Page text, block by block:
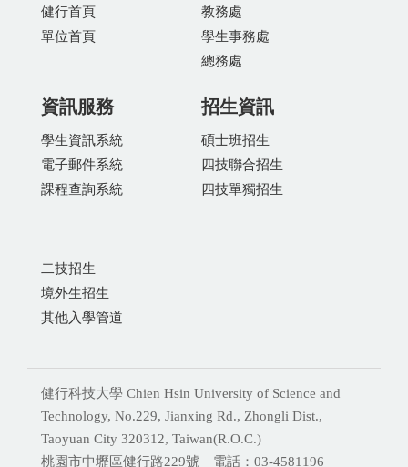
健行首頁
單位首頁
教務處
學生事務處
總務處
資訊服務
學生資訊系統
電子郵件系統
課程查詢系統
招生資訊
碩士班招生
四技聯合招生
四技單獨招生
二技招生
境外生招生
其他入學管道
健行科技大學 Chien Hsin University of Science and
Technology, No.229, Jianxing Rd., Zhongli Dist.,
Taoyuan City 320312, Taiwan(R.O.C.)
桃園市中壢區健行路229號 電話：03-4581196